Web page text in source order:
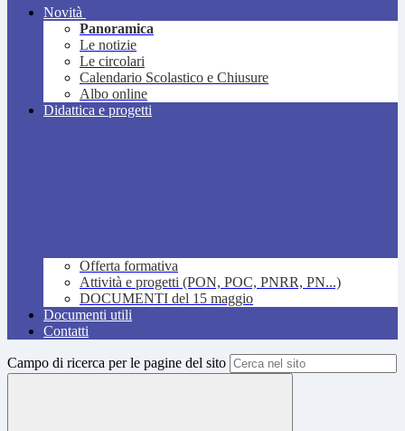
Novità
Panoramica
Le notizie
Le circolari
Calendario Scolastico e Chiusure
Albo online
Didattica e progetti
Offerta formativa
Attività e progetti (PON, POC, PNRR, PN...)
DOCUMENTI del 15 maggio
Documenti utili
Contatti
Campo di ricerca per le pagine del sito